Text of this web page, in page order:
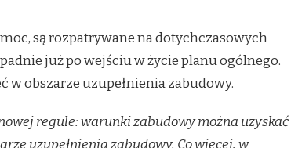
są rozpatrywane na dotychczasowych
już po wejściu w życie planu ogólnego.
w obszarze uzupełnienia zabudowy.
regule: warunki zabudowy można uzyskać
uzupełnienia zabudowy. Co więcej, w